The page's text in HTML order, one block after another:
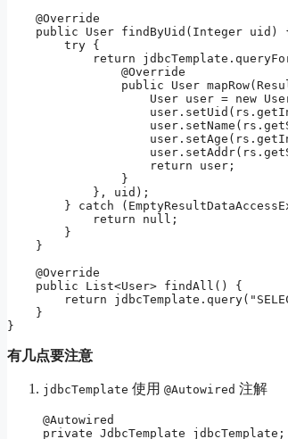
    @Override
public User findByUid(Integer uid)
        try {
return
                @Override
public User
User user = new
                    return user;
                }
            }, uid);
} catch
            return null;
        }
    }
    @Override
    public List<User> findAll() {
return
    }
}
有几点要注意
jdbcTemplate 使用 @Autowired 注解
@Autowired
private JdbcTemplate jdbcTemplate;